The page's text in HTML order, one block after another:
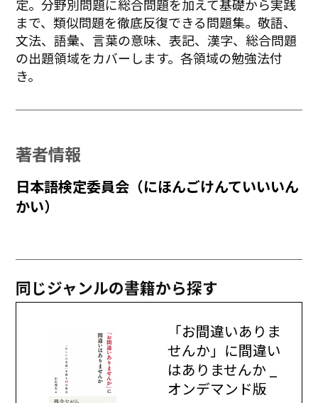
定。分野別問題に総合問題を加えて基礎から実践
まで、類似問題を徹底反復できる問題集。敬語、
文法、語彙、言葉の意味、表記、漢字、総合問題
の出題領域をカバーします。各領域の勉強法付
き。
著者情報
日本語検定委員会（にほんごけんていいいん
かい）
同じジャンルの書籍から探す
「お間違いありま
せんか」に間違い
はありませんか _
オンデマンド版